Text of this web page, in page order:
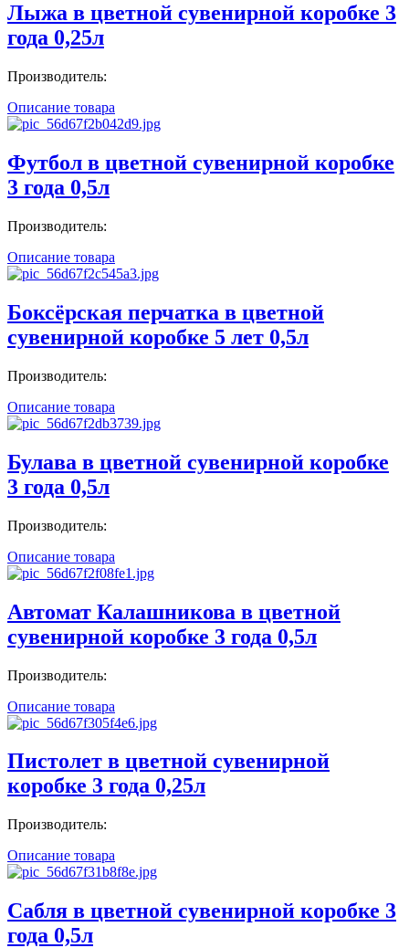
Лыжа в цветной сувенирной коробке 3
года 0,25л
Производитель:
Описание товара
Футбол в цветной сувенирной коробке
3 года 0,5л
Производитель:
Описание товара
Боксёрская перчатка в цветной
сувенирной коробке 5 лет 0,5л
Производитель:
Описание товара
Булава в цветной сувенирной коробке
3 года 0,5л
Производитель:
Описание товара
Автомат Калашникова в цветной
сувенирной коробке 3 года 0,5л
Производитель:
Описание товара
Пистолет в цветной сувенирной
коробке 3 года 0,25л
Производитель:
Описание товара
Сабля в цветной сувенирной коробке 3
года 0,5л